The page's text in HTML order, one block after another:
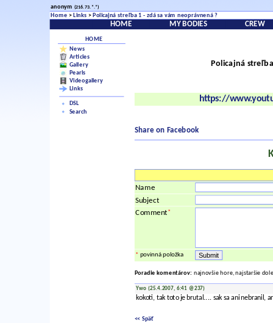
anonym (216.73.*.*)
Home > Links > Policajná streľba 1 - zdá sa vám neoprávnená ?
HOME MY BODIES CREW
HOME
News
Articles
Gallery
Pearls
Videogallery
Links
DSL
Search
Policajná
https://
Share on Facebook
Name
Subject
Comment*
* povinná položka
Poradie komentárov: najnovšie hore, najstaršie dole
Ywo (25.4.2007, 6:41 @237)
kokoti, tak toto je brutal.... sak sa ani nebranil,
<< Späť